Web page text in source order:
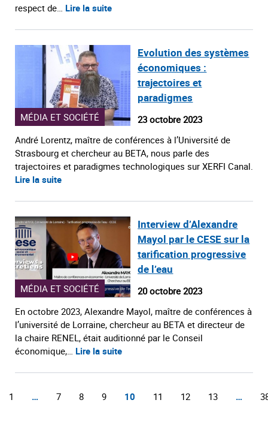
respect de… Lire la suite
MÉDIA ET SOCIÉTÉ
Evolution des systèmes
économiques :
trajectoires et
paradigmes
23 octobre 2023
André Lorentz, maître de conférences à l’Université de
Strasbourg et chercheur au BETA, nous parle des
trajectoires et paradigmes technologiques sur XERFI Canal.
Lire la suite
MÉDIA ET SOCIÉTÉ
Interview d’Alexandre
Mayol par le CESE sur la
tarification progressive
de l’eau
20 octobre 2023
En octobre 2023, Alexandre Mayol, maître de conférences à
l’université de Lorraine, chercheur au BETA et directeur de
la chaire RENEL, était auditionné par le Conseil
économique,… Lire la suite
1 … 7 8 9 10 11 12 13 …